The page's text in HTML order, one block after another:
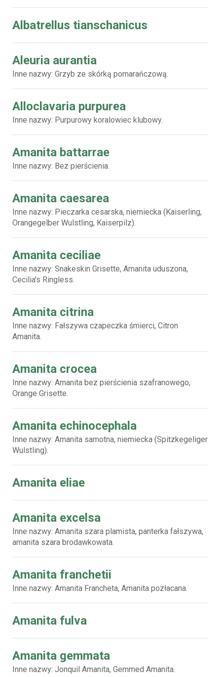
Albatrellus tianschanicus
Aleuria aurantia
Inne nazwy: Grzyb ze skórką pomarańczową.
Alloclavaria purpurea
Inne nazwy: Purpurowy koralowiec klubowy.
Amanita battarrae
Inne nazwy: Bez pierścienia.
Amanita caesarea
Inne nazwy: Pieczarka cesarska, niemiecka (Kaiserling,
Orangegelber Wulstling, Kaiserpilz).
Amanita ceciliae
Inne nazwy: Snakeskin Grisette, Amanita uduszona,
Cecilia's Ringless.
Amanita citrina
Inne nazwy: Fałszywa czapeczka śmierci, Citron
Amanita.
Amanita crocea
Inne nazwy: Amanita bez pierścienia szafranowego,
Orange Grisette.
Amanita echinocephala
Inne nazwy: Amanita samotna, niemiecka (Spitzkegeliger
Wulstling).
Amanita eliae
Amanita excelsa
Inne nazwy: Amanita szara plamista, panterka fałszywa,
amanita szara brodawkowata.
Amanita franchetii
Inne nazwy: Amanita Francheta, Amanita pozłacana.
Amanita fulva
Amanita gemmata
Inne nazwy: Jonquil Amanita, Gemmed Amanita.